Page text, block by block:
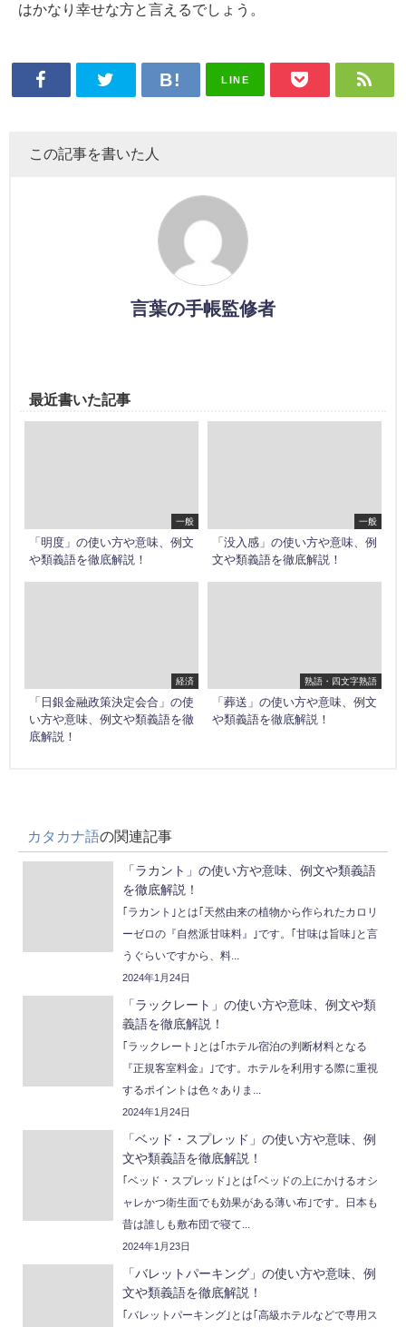
はかなり幸せな方と言えるでしょう。
LINE
この記事を書いた人
言葉の手帳監修者
最近書いた記事
一般
「明度」の使い方や意味、例文
や類義語を徹底解説！
一般
「没入感」の使い方や意味、例
文や類義語を徹底解説！
経済
「日銀金融政策決定会合」の使
い方や意味、例文や類義語を徹
底解説！
熟語・四文字熟語
「葬送」の使い方や意味、例文
や類義語を徹底解説！
カタカナ語の関連記事
「ラカント」の使い方や意味、例文や類義語
を徹底解説！
｢ラカント｣とは｢天然由来の植物から作られたカロリ
ーゼロの『自然派甘味料』｣です。｢甘味は旨味｣と言
うぐらいですから、料...
2024年1月24日
「ラックレート」の使い方や意味、例文や類
義語を徹底解説！
｢ラックレート｣とは｢ホテル宿泊の判断材料となる
『正規客室料金』｣です。ホテルを利用する際に重視
するポイントは色々ありま...
2024年1月24日
「ベッド・スプレッド」の使い方や意味、例
文や類義語を徹底解説！
｢ベッド・スプレッド｣とは｢ベッドの上にかけるオシ
ャレかつ衛生面でも効果がある薄い布｣です。日本も
昔は誰しも敷布団で寝て...
2024年1月23日
「バレットパーキング」の使い方や意味、例
文や類義語を徹底解説！
｢バレットパーキング｣とは｢高級ホテルなどで専用ス